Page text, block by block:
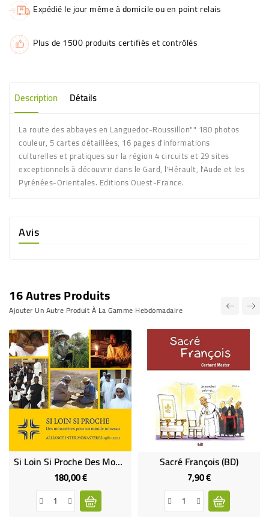
Expédié le jour même à domicile ou en point relais
Plus de 1500 produits certifiés et contrôlés
Description Détails
La route des abbayes en Languedoc-Roussillon"" 180 photos
couleur, 5 cartes détaillées, 16 pages d'informations
culturelles et pratiques sur la région 4 circuits et 29 sites
exceptionnels à découvrir dans le Gard, l'Hérault, l'Aude et les
Pyrénées-Orientales. Editions Ouest-France.
Avis
16 Autres Produits
Ajouter Un Autre Produit À La Gamme Hebdomadaire
Si Loin Si Proche Des Monastères Pour Un Monde Nouveau
180,00 €Prix
Sacré François (BD)
7,90 €Prix